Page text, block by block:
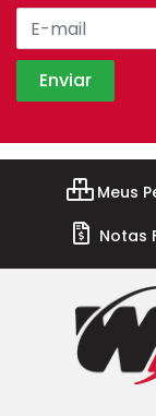
Meus
Notas